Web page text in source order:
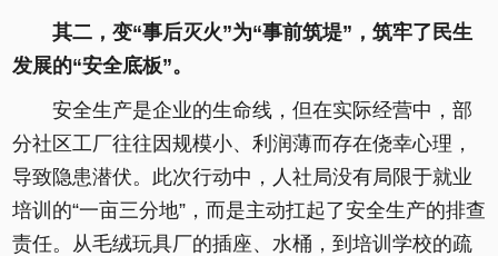
其二，变“事后灭火”为“事前筑堤”，筑牢了民生
发展的“安全底板”。
安全生产是企业的生命线，但在实际经营中，部
分社区工厂往往因规模小、利润薄而存在侥幸心理，
导致隐患潜伏。此次行动中，人社局没有局限于就业
培训的“一亩三分地”，而是主动扛起了安全生产的排查
责任。从毛绒玩具厂的插座、水桶，到培训学校的疏